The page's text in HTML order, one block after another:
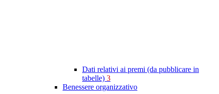
Dati relativi ai premi (da pubblicare in
tabelle) 3
Benessere organizzativo